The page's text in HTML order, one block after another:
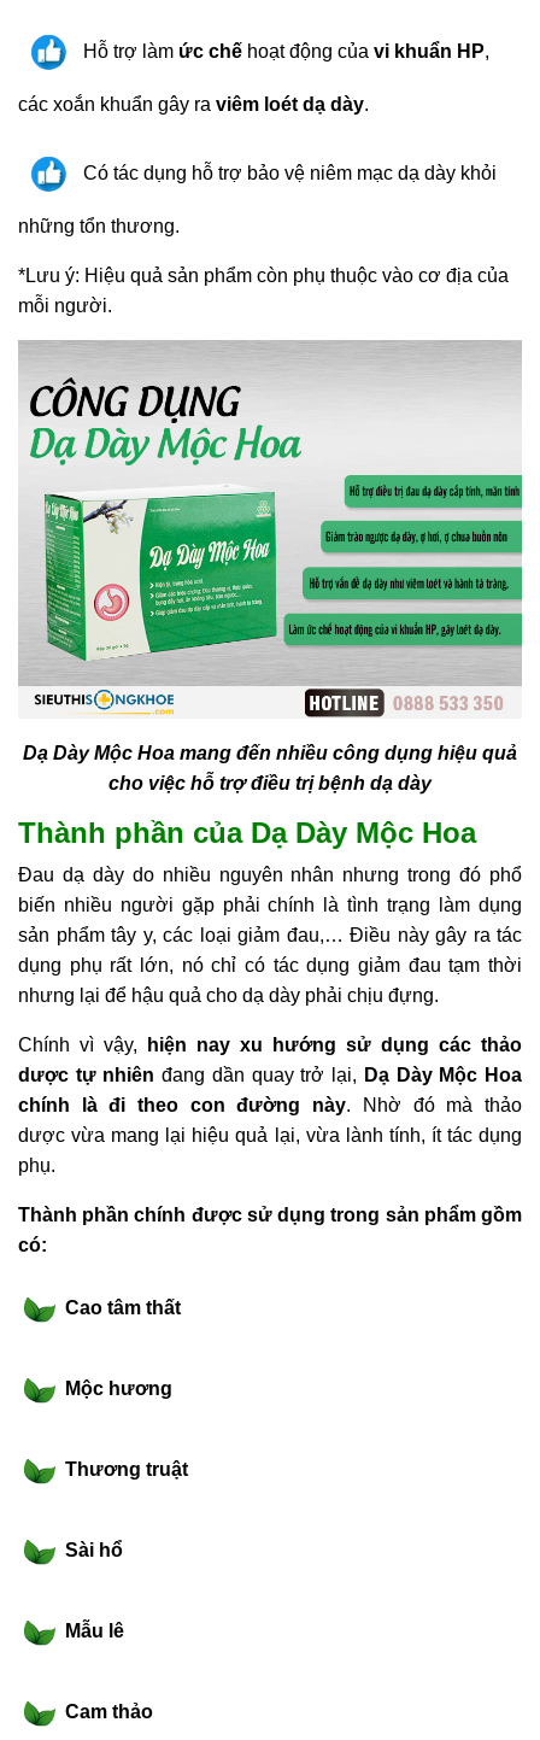
Hỗ trợ l àm ức chế hoạt động của vi khuẩn HP,
các xoắn khuẩn gây ra viêm loét dạ dày.
Có tác dụng hỗ trợ bảo vệ niêm mạc dạ dày khỏi
những tổn thương.
*Lưu ý: Hiệu quả sản phẩm còn phụ thuộc vào cơ địa của
mỗi người.
Dạ Dày Mộc Hoa mang đến nhiều công dụng hiệu quả
cho việc hỗ trợ điều trị bệnh dạ dày
Thành phần của Dạ Dày Mộc Hoa
Đau dạ dày do nhiều nguyên nhân nhưng trong đó phổ
biến nhiều người gặp phải chính là tình trạng làm dụng
sản phẩm tây y, các loại giảm đau,… Điều này gây ra tác
dụng phụ rất lớn, nó chỉ có tác dụng giảm đau tạm thời
nhưng lại để hậu quả cho dạ dày phải chịu đựng.
Chính vì vậy,
hiện nay xu hướng sử dụng các thảo
dược tự nhiên đang dần quay trở lại, Dạ Dày Mộc Hoa
chính là đi theo con đường này. Nhờ đó màthảo
dược vừa mang lại hiệu quả lại, vừa lành tính, ít tác dụng
phụ.
Thành phần chính được sử dụng trong sản phẩm gồm
có:
Cao tâm thất
Mộc hương
Thương truật
Sài hổ
Mẫu lê
Cam thảo